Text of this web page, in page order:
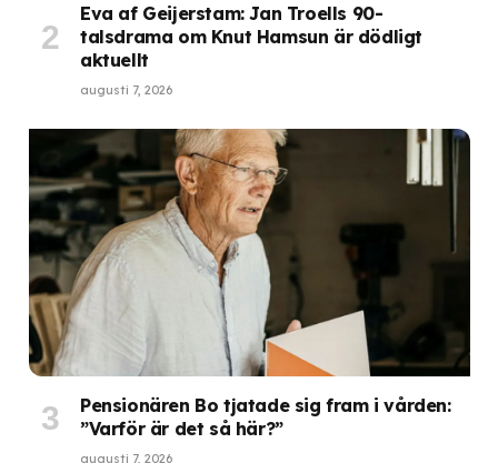
Eva af Geijerstam: Jan Troells 90-
talsdrama om Knut Hamsun är dödligt
aktuellt
augusti 7, 2026
Pensionären Bo tjatade sig fram i vården:
”Varför är det så här?”
augusti 7, 2026